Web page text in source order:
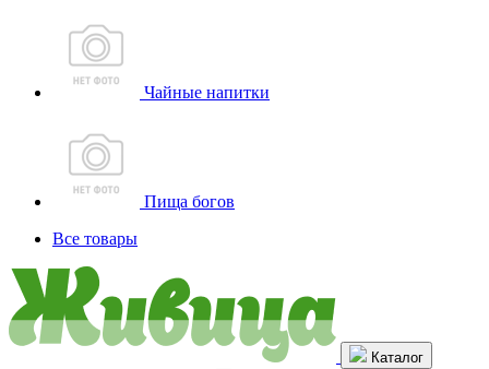
Чайные напитки
Пища богов
Все товары
Каталог